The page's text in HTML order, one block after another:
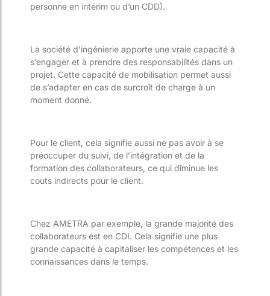
personne en intérim ou d’un CDD).
La société d’ingénierie apporte une vraie capacité à
s’engager et à prendre des responsabilités dans un
projet. Cette capacité de mobilisation permet aussi
de s’adapter en cas de surcroît de charge à un
moment donné.
Pour le client, cela signifie aussi ne pas avoir à se
préoccuper du suivi, de l’intégration et de la
formation des collaborateurs, ce qui diminue les
couts indirects pour le client.
Chez AMETRA par exemple, la grande majorité des
collaborateurs est en CDI. Cela signifie une plus
grande capacité à capitaliser les compétences et les
connaissances dans le temps.